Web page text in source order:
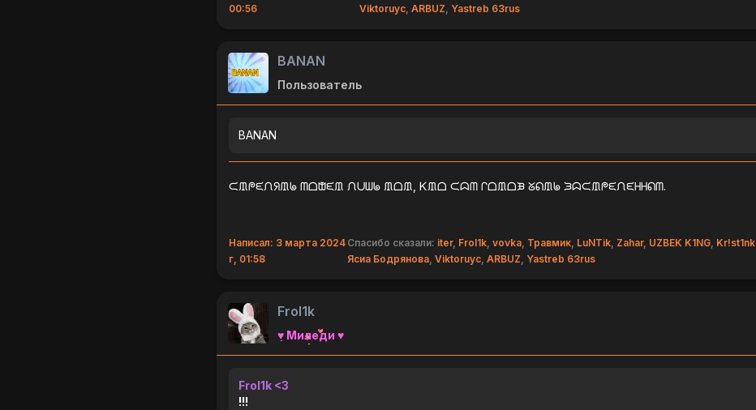
00:56
Viktoruyc, ARBUZ, Yastreb 63rus
BANAN
Пользователь
BANAN
ᙅᙢᖘᙓᙁᖆᙢᖚ ᗰᗝᙧᙓᙢ ᙁᑌᗯᖚ ᙢᗝᙢ, Ꮶᙢᗝ ᙅᗣᗰ ᒋᗝᙢᗝᙖ ᘜᕠᙢᖚ ᙐᗣᙅᙢᖘᙓᙁᙓᕼᕼᕠᗰ.
Написал: 3 марта 2024
г, 01:58
Спасибо сказали: iter, Frol1k, vovka, Травмик, LuNTik, Zahar, UZBEK K1NG,
Ясиа Бодрянова, Viktoruyc, ARBUZ, Yastreb 63rus
Frol1k
♥ Миледи ♥
Frol1k <3
!!!